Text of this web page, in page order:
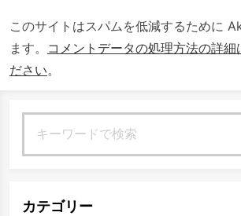
このサイトはスパムを低減するために
ます。
コメントデータの処理方法の詳細
ださい。
カテゴリー